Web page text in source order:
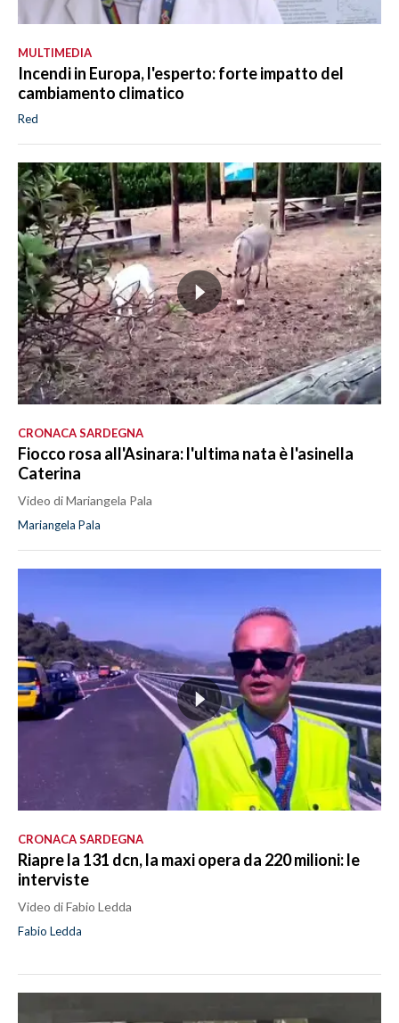
MULTIMEDIA
Incendi in Europa, l'esperto: forte impatto del
cambiamento climatico
Red
CRONACA SARDEGNA
Fiocco rosa all'Asinara: l'ultima nata è l'asinella
Caterina
Video di Mariangela Pala
Mariangela Pala
CRONACA SARDEGNA
Riapre la 131 dcn, la maxi opera da 220 milioni: le
interviste
Video di Fabio Ledda
Fabio Ledda